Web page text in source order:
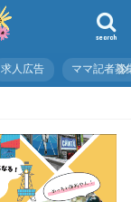
search
求人広告 ママ記者募